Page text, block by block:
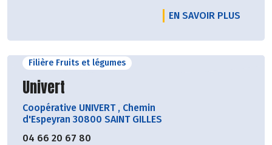
EN SAVOIR PLUS
Filière Fruits et légumes
Découvrir le producteur
Univert
Coopérative UNIVERT , Chemin
d'Espeyran 30800 SAINT GILLES
04 66 20 67 80